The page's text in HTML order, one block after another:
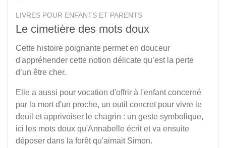
LIVRES POUR ENFANTS ET PARENTS
Le cimetière des mots doux
Cette histoire poignante permet en douceur
d'appréhender cette notion délicate qu’est la perte
d’un être cher.
Elle a aussi pour vocation d'offrir à l'enfant concerné
par la mort d'un proche, un outil concret pour vivre le
deuil et apprivoiser le chagrin : un geste symbolique,
ici les mots doux qu'Annabelle écrit et va ensuite
déposer dans la forêt qu'aimait Simon.